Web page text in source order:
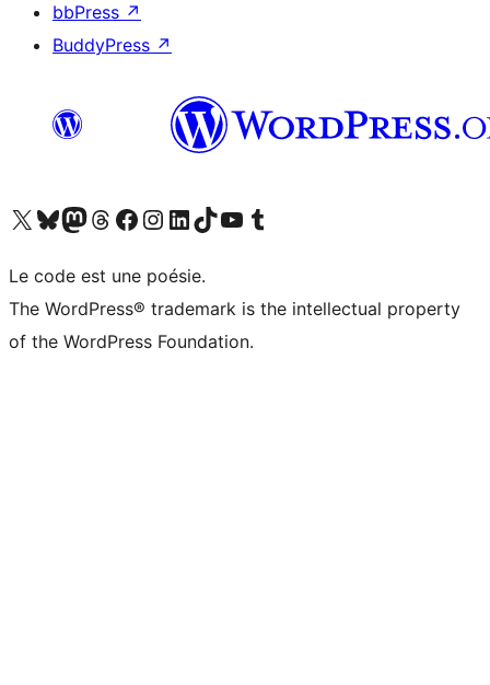
bbPress ↗
BuddyPress ↗
Visitez notre compte X (précédemment Twitter)
Visiter notre compte Bluesky
Visiter notre compte Mastodon
Visiter notre compte Threads
Consulter notre compte Facebook
Consulter notre compte Instagram
Consulter notre compte LinkedIn
Visiter notre compte TokTok
Visiter notre chaîne YouTube
Visiter notre compte Tumblr
Le code est une poésie.
The WordPress® trademark is the intellectual property
of the WordPress Foundation.